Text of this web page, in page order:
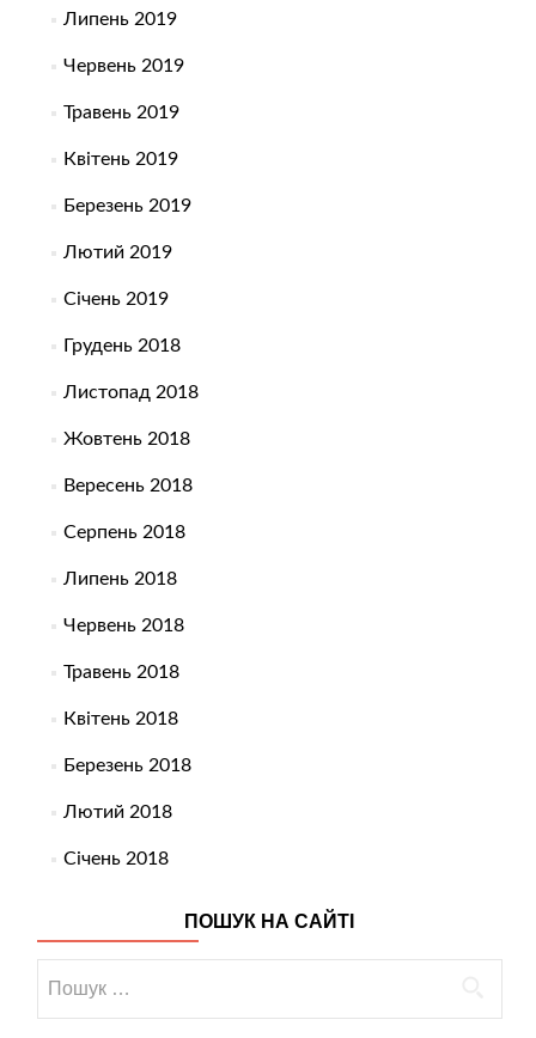
Липень 2019
Червень 2019
Травень 2019
Квітень 2019
Березень 2019
Лютий 2019
Січень 2019
Грудень 2018
Листопад 2018
Жовтень 2018
Вересень 2018
Серпень 2018
Липень 2018
Червень 2018
Травень 2018
Квітень 2018
Березень 2018
Лютий 2018
Січень 2018
ПОШУК НА САЙТІ